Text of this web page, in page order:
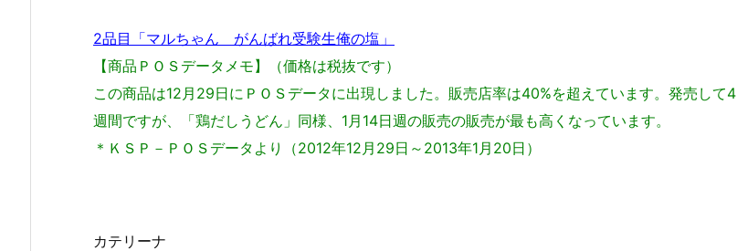
2品目「マルちゃん がんばれ受験生俺の塩」
【商品ＰＯＳデータメモ】（価格は税抜です）
この商品は12月29日にＰＯＳデータに出現しました。販売店率は40%を超えています。発売して4
週間ですが、「鶏だしうどん」同様、1月14日週の販売の販売が最も高くなっています。
＊ＫＳＰ－ＰＯＳデータより（2012年12月29日～2013年1月20日）
カテリーナ